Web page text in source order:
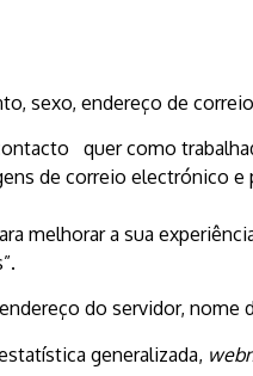
sexo, endereço de
quer como
de correio electrónico e
melhorar a sua
do servidor, nome
generalizada,